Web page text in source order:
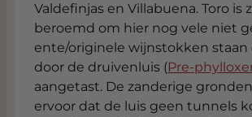
Valdefinjas en Villabuena. Toro is
beroemd om hier nog vele niet
ente/originele wijnstokken staan
door de druivenluis (Pre-
aangetast. De zanderige
ervoor dat de luis geen tunnels